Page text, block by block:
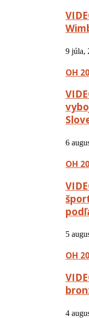
9 júla,
OH
6
OH
5
OH
4